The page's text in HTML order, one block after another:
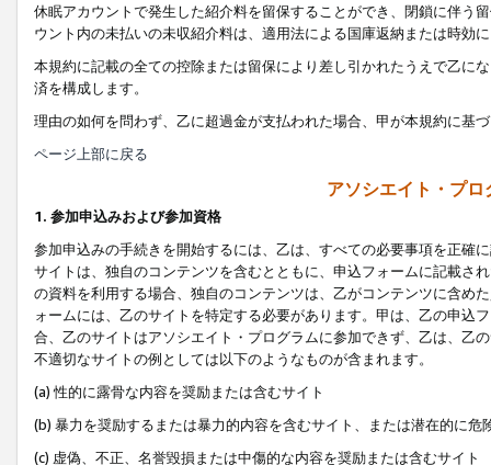
休眠アカウントで発生した紹介料を留保することができ、閉鎖に伴う
ウント内の未払いの未収紹介料は、適用法による国庫返納または時効
本規約に記載の全ての控除または留保により差し引かれたうえで乙に
済を構成します。
理由の如何を問わず、乙に超過金が支払われた場合、甲が本規約に基
ページ上部に戻る
アソシエイト・プ
1. 参加申込みおよび参加資格
参加申込みの手続きを開始するには、乙は、すべての必要事項を正確
サイトは、独自のコンテンツを含むとともに、申込フォームに記載さ
の資料を利用する場合、独自のコンテンツは、乙がコンテンツに含め
ォームには、乙のサイトを特定する必要があります。甲は、乙の申込
合、乙のサイトはアソシエイト・プログラムに参加できず、乙は、乙
不適切なサイトの例としては以下のようなものが含まれます。
(a) 性的に露骨な内容を奨励または含むサイト
(b) 暴力を奨励するまたは暴力的内容を含むサイト、または潜在的に
(c) 虚偽、不正、名誉毀損または中傷的な内容を奨励または含むサイト